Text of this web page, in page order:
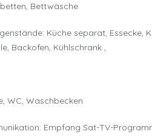
Bettwäsche
Küche separat, Essecke,
Backofen, Kühlschrank ,
WC, Waschbecken
Empfang Sat-TV-